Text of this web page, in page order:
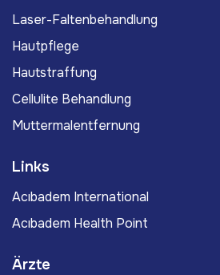
Laser-Faltenbehandlung
Hautpflege
Hautstraffung
Cellulite Behandlung
Muttermalentfernung
Links
Acıbadem International
Acıbadem Health Point
Ärzte